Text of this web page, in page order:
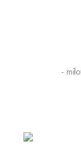
-